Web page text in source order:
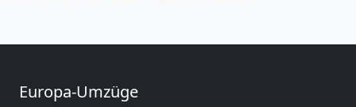
Europa-Umzüge